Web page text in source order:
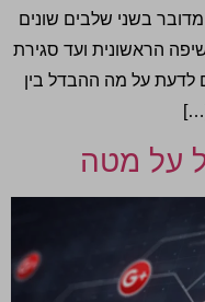
מדובר בשני שלבים שונים
הראשונית ועד סגירת
לדעת על מה ההבדל בין
על מטה